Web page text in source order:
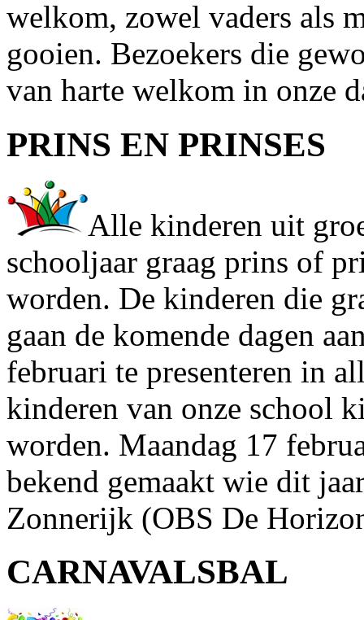
welkom, zowel vaders als
gooien. Bezoekers die
van harte welkom in onze
PRINS EN PRINSES
Alle kinderen uit
schooljaar graag prins of
worden. De kinderen die
gaan de komende dagen
februari te presenteren in
kinderen van onze school
worden. Maandag 17
bekend gemaakt wie dit
Zonnerijk (OBS De
CARNAVALSBAL